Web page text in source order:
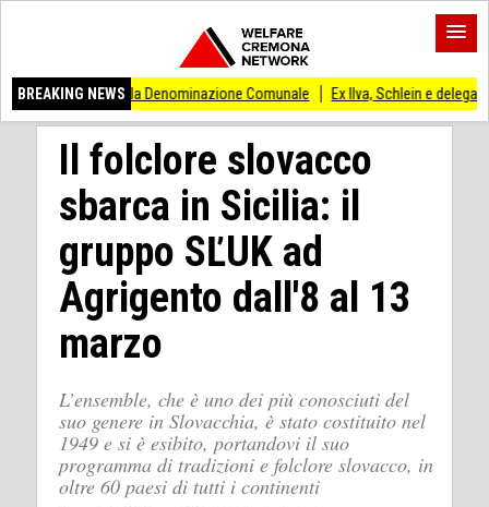
BREAKING NEWS
la Denominazione Comunale Ex Ilva, Schlein e delegazione Pd
Il folclore slovacco
sbarca in Sicilia: il
gruppo SĽUK ad
Agrigento dall'8 al 13
marzo
L’ensemble, che è uno dei più conosciuti del
suo genere in Slovacchia, è stato costituito nel
1949 e si è esibito, portandovi il suo
programma di tradizioni e folclore slovacco, in
oltre 60 paesi di tutti i continenti